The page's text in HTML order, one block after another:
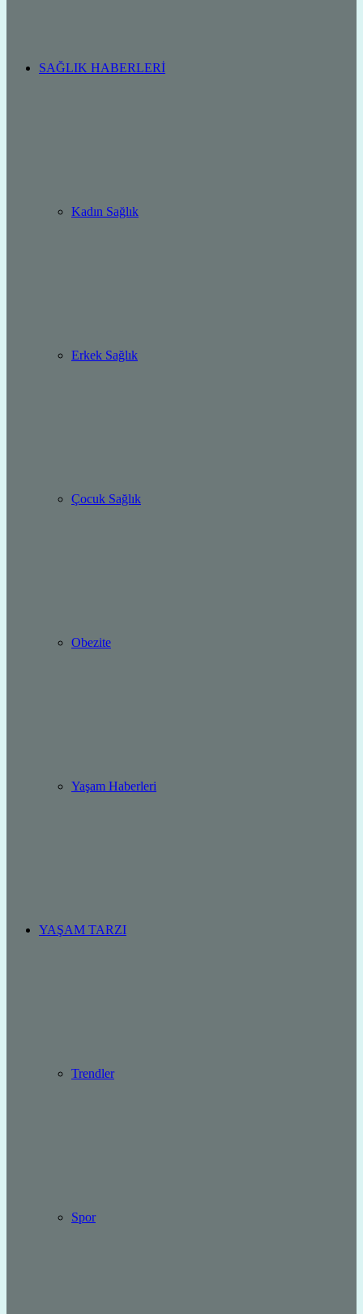
SAĞLIK HABERLERI
Kadın Sağlık
Erkek Sağlık
Çocuk Sağlık
Obezite
Yaşam Haberleri
YAŞAM TARZI
Trendler
Spor